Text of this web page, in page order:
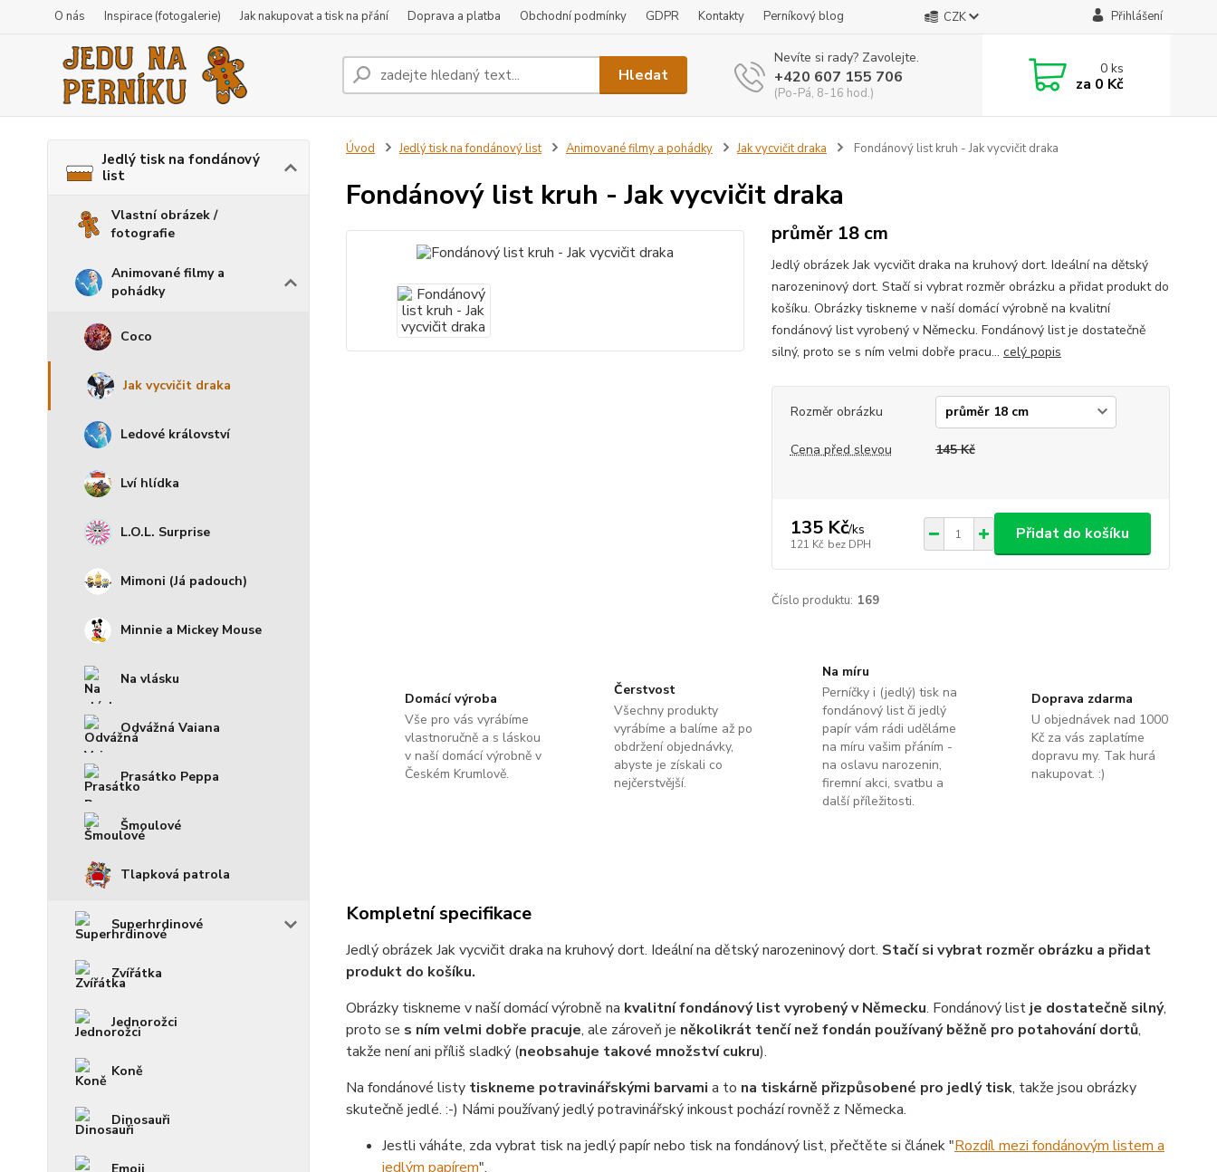
O nás Inspirace (fotogalerie) Jak nakupovat a tisk na přání Doprava a platba Obchodní podmínky GDPR Kontakty Perníkový blog CZK Přihlášení
Hledat
Nevíte si rady? Zavolejte.
+420 607 155 706
(Po-Pá, 8-16 hod.)
0ks
za 0 Kč
Jedlý tisk na fondánový
list
Vlastní obrázek /
fotografie
Animované filmy a
pohádky
Coco
Jak vycvičit draka
Ledové království
Lví hlídka
L.O.L. Surprise
Mimoni (Já padouch)
Minnie a Mickey Mouse
Na vlásku
Odvážná Vaiana
Prasátko Peppa
Šmoulové
Tlapková patrola
Superhrdinové
Zvířátka
Jednorožci
Koně
Dinosauři
Úvod Jedlý tisk na fondánový list Animované filmy a pohádky Jak vycvičit draka Fondánový list kruh - Jak vycvičit draka
Fondánový list kruh - Jak vycvičit draka
průměr 18 cm
Jedlý obrázek Jak vycvičit draka na kruhový dort. Ideální na dětský
narozeninový dort. Stačí si vybrat rozměr obrázku a přidat produkt do
košíku. Obrázky tiskneme v naší domácí výrobně na kvalitní
fondánový list vyrobený v Německu. Fondánový list je dostatečně
silný, proto se s ním velmi dobře pracu... celý popis
Rozměr obrázku
Cena před slevou 145 Kč
135 Kč/ks
121 Kč bez DPH
Přidat do košíku
Číslo produktu: 169
Domácí výroba
Vše pro vás vyrábíme
vlastnoručně a s láskou
v naší domácí výrobně v
Českém Krumlově.
Čerstvost
Všechny produkty
vyrábíme a balíme až po
obdržení objednávky,
abyste je získali co
nejčerstvější.
Na míru
Perníčky i (jedlý) tisk na
fondánový list či jedlý
papír vám rádi uděláme
na míru vašim přáním -
na oslavu narozenin,
firemní akci, svatbu a
další příležitosti.
Doprava zdarma
U objednávek nad 1000
Kč za vás zaplatíme
dopravu my. Tak hurá
nakupovat. :)
Kompletní specifikace
Jedlý obrázek Jak vycvičit draka na kruhový dort. Ideální na dětský narozeninový dort. Stačí si vybrat rozměr obrázku a přidat
produkt do košíku.
Obrázky tiskneme v naší domácí výrobně na kvalitní fondánový list vyrobený v Německu. Fondánový list je dostatečně silný,
proto se s ním velmi dobře pracuje, ale zároveň je několikrát tenčí než fondán používaný běžně pro potahování dortů,
takže není ani příliš sladký (neobsahuje takové množství cukru).
Na fondánové listy tiskneme potravinářskými barvami a to na tiskárně přizpůsobené pro jedlý tisk, takže jsou obrázky
skutečně jedlé. :-) Námi používaný jedlý potravinářský inkoust pochází rovněž z Německa.
Jestli váháte, zda vybrat tisk na jedlý papír nebo tisk na fondánový list, přečtěte si článek "Rozdíl mezi fondánovým listem a
jedlým papírem".